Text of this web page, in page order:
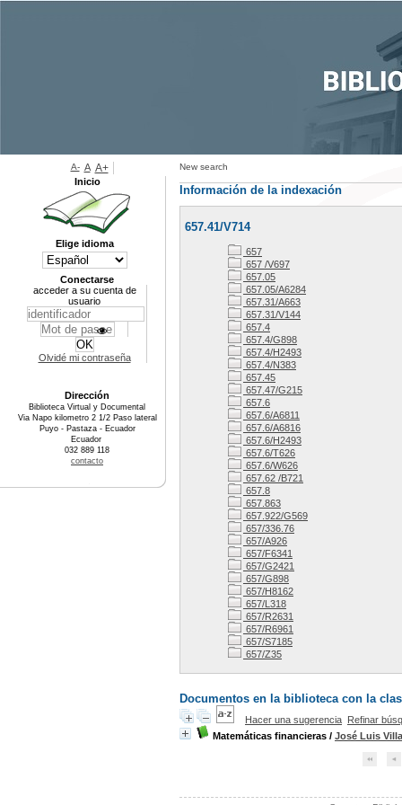
New search
Información de la indexación
657.41/V714
657
657 /V697
657.05
657.05/A6284
657.31/A663
657.31/V144
657.4
657.4/G898
657.4/H2493
657.4/N383
657.45
657.47/G215
657.6
657.6/A6811
657.6/A6816
657.6/H2493
657.6/T626
657.6/W626
657.62 /B721
657.8
657.863
657.922/G569
657/336.76
657/A926
657/F6341
657/G2421
657/G898
657/H8162
657/L318
657/R2631
657/R6961
657/S7185
657/Z35
Documentos en la biblioteca con la
Hacer una sugerencia Refinar
Matemáticas financieras / José Luis
A- A A+
Inicio
Elige idioma
Conectarse
acceder a su cuenta de
usuario
Olvidé mi contraseña
Dirección
Biblioteca Virtual y Documental
Via Napo kilometro 2 1/2 Paso lateral
Puyo - Pastaza - Ecuador
Ecuador
032 889 118
contacto